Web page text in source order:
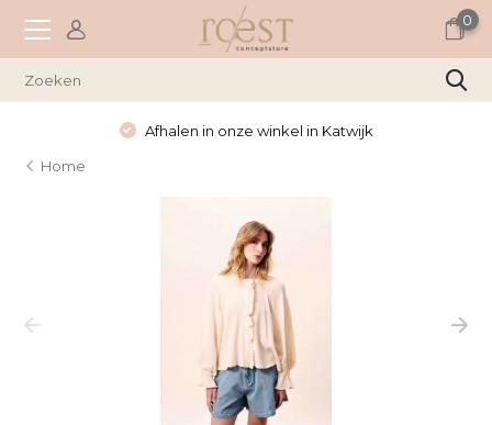
0
Afhalen in onze winkel in Katwijk
Home